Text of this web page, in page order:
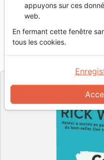
Découvrir et
notre vie
Auteur :Rick Warren
appuyons sur ces
web.
En fermant cette fenêtre
tous les cookies.